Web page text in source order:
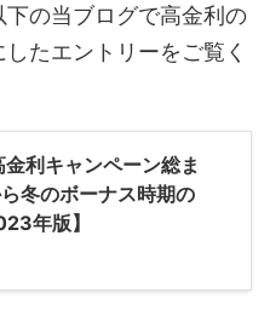
の当ブログで高金利の
たエントリーをご覧く
利キャンペーン総ま
冬のボーナス時期の
年版】